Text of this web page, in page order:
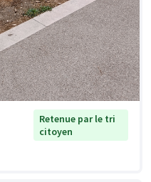
Retenue par le tri
citoyen